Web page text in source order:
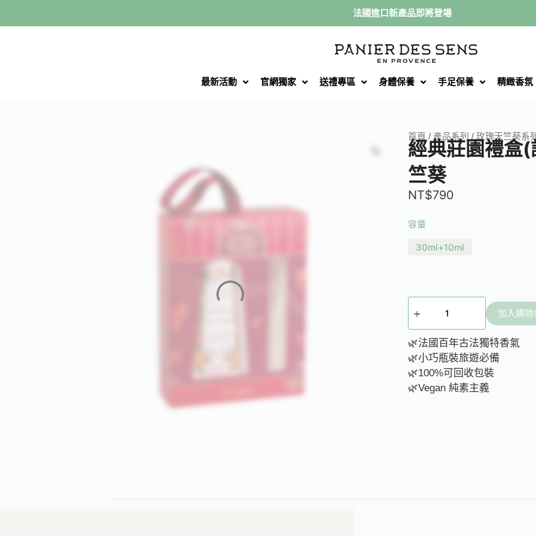
至
法國進口新產品即將登場
最新活動 官網獨家 送禮專區 身體保養 手足保養 精緻香氛
首頁 / 產品系列/玫瑰天竺葵系
經典莊園禮盒
竺葵
NT$790
容量
30ml+10ml
加入購物
🌿法國百年古法獨特香氣
🌿小巧瓶裝旅遊必備
🌿100%可回收包裝
🌿Vegan 純素主義